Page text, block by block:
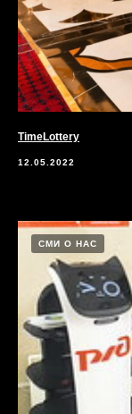
TimeLottery
12.05.2022
СМИ О НАС